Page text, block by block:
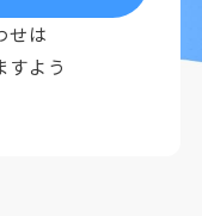
せは
すよう